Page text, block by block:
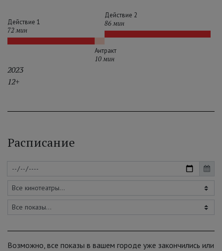
Действие 1
72 мин
Антракт
10 мин
Действие 2
86 мин
2023
12+
Расписание
Возможно, все показы в вашем городе уже закончились или